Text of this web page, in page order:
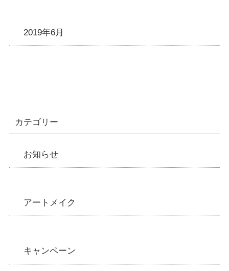
2019年6月
カテゴリー
お知らせ
アートメイク
キャンペーン